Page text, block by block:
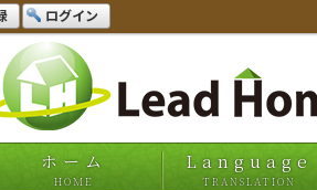
ログイン
ホーム
HOME
Language
TRANSLATION